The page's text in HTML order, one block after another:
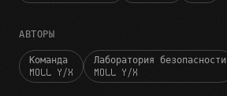
АВТОРЫ
Команда
MOLL Y/X
Лаборатория безопасности
MOLL Y/X